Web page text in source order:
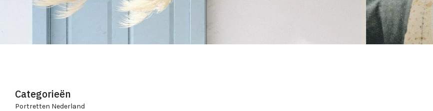
Categorieën
Portretten Nederland